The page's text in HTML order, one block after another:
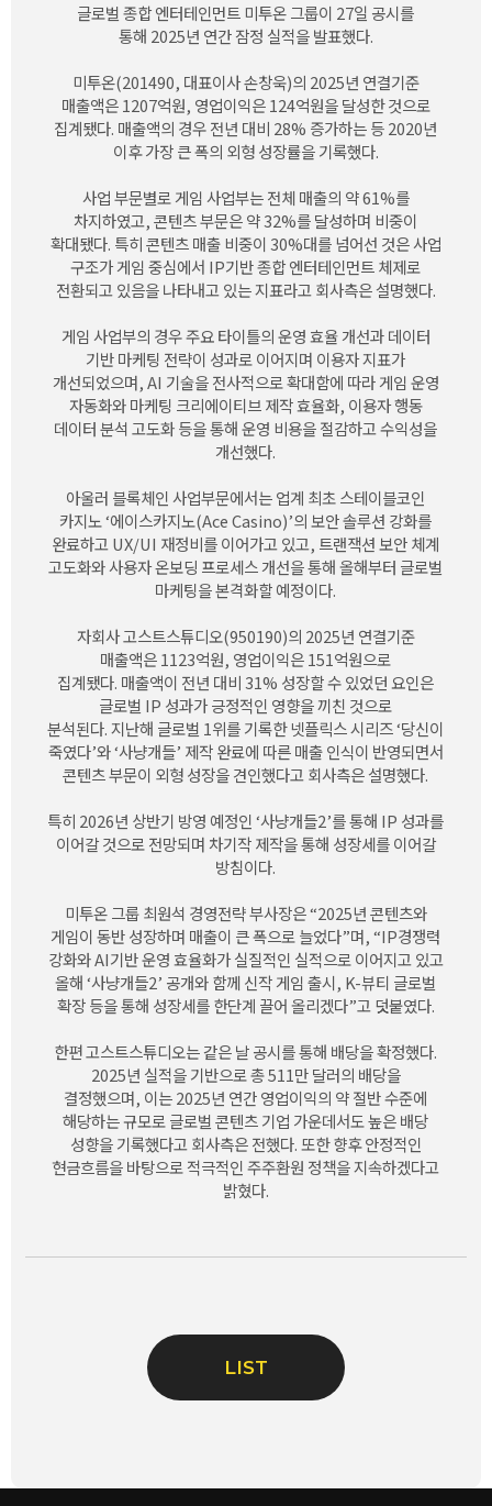
글로벌 종합 엔터테인먼트 미투온 그룹이 27일 공시를
통해 2025년 연간 잠정 실적을 발표했다.
미투온(201490, 대표이사 손창욱)의 2025년 연결기준
매출액은1207억원, 영업이익은124억원을 달성한 것으로
집계됐다. 매출액의 경우 전년 대비 28% 증가하는 등2020년
이후 가장 큰 폭의 외형 성장률을 기록했다.
사업 부문별로 게임 사업부는 전체 매출의 약61%를
차지하였고,콘텐츠 부문은 약32%를 달성하며 비중이
확대됐다. 특히 콘텐츠 매출 비중이30%대를 넘어선 것은 사업
구조가 게임 중심에서 IP기반 종합 엔터테인먼트 체제로
전환되고 있음을 나타내고 있는 지표라고 회사측은 설명했다.
게임 사업부의 경우 주요 타이틀의 운영 효율 개선과 데이터
기반 마케팅 전략이 성과로 이어지며 이용자 지표가
개선되었으며, AI 기술을 전사적으로 확대함에 따라 게임 운영
자동화와 마케팅 크리에이티브 제작 효율화, 이용자 행동
데이터 분석 고도화 등을 통해 운영 비용을 절감하고 수익성을
개선했다.
아울러 블록체인 사업부문에서는 업계 최초 스테이블코인
카지노 ‘에이스카지노(Ace Casino)’의 보안 솔루션 강화를
완료하고UX/UI 재정비를 이어가고 있고, 트랜잭션 보안 체계
고도화와 사용자 온보딩 프로세스 개선을 통해 올해부터 글로벌
마케팅을 본격화할 예정이다.
자회사 고스트스튜디오(950190)의 2025년 연결기준
매출액은1123억원, 영업이익은151억원으로
집계됐다. 매출액이 전년 대비31% 성장할 수 있었던 요인은
글로벌 IP 성과가 긍정적인 영향을 끼친 것으로
분석된다.지난해 글로벌 1위를 기록한 넷플릭스 시리즈 ‘당신이
죽였다’와 ‘사냥개들’ 제작 완료에 따른 매출 인식이 반영되면서
콘텐츠 부문이 외형 성장을 견인했다고 회사측은 설명했다.
특히 2026년 상반기 방영 예정인 ‘사냥개들2’를 통해 IP 성과를
이어갈 것으로 전망되며 차기작 제작을 통해 성장세를 이어갈
방침이다.
미투온 그룹 최원석 경영전략 부사장은 “2025년 콘텐츠와
게임이 동반 성장하며 매출이 큰 폭으로 늘었다”며,“IP경쟁력
강화와AI기반 운영 효율화가 실질적인 실적으로 이어지고 있고
올해 ‘사냥개들2’ 공개와 함께 신작 게임 출시, K-뷰티 글로벌
확장 등을 통해 성장세를 한단계 끌어 올리겠다”고 덧붙였다.
한편 고스트스튜디오는 같은 날 공시를 통해 배당을 확정했다.
2025년 실적을 기반으로 총511만 달러의 배당을
결정했으며, 이는2025년 연간 영업이익의 약 절반 수준에
해당하는 규모로 글로벌 콘텐츠 기업 가운데서도 높은 배당
성향을 기록했다고 회사측은 전했다.또한 향후 안정적인
현금흐름을 바탕으로 적극적인 주주환원 정책을 지속하겠다고
밝혔다.
LIST